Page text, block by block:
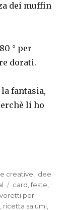
dei muffin
° per
dorati.
fantasia,
li ho
creative Idee
Tag
card ,feste
per
ricetta salumi